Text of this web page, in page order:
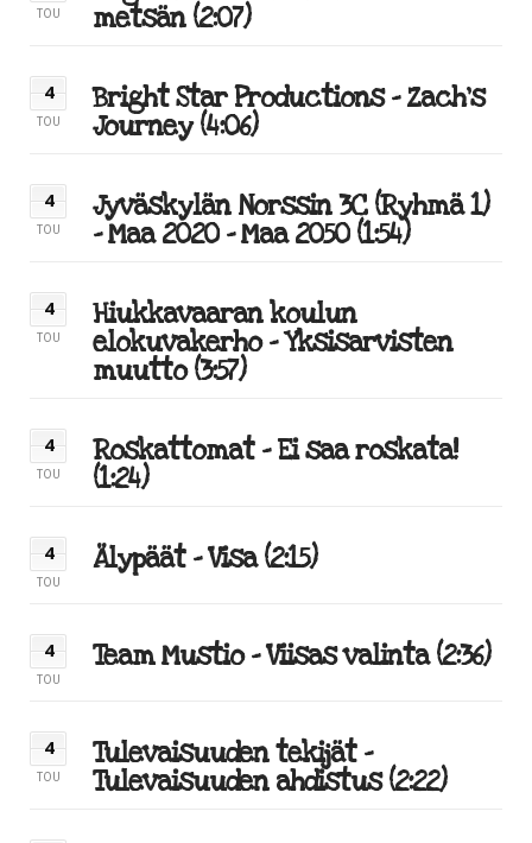
TOU
metsän (2:07)
4
TOU
Bright Star Productions – Zach’s
Journey (4:06)
4
TOU
Jyväskylän Norssin 3C (Ryhmä 1)
– Maa 2020 – Maa 2050 (1:54)
4
TOU
Hiukkavaaran koulun
elokuvakerho – Yksisarvisten
muutto (3:57)
4
TOU
Roskattomat – Ei saa roskata!
(1:24)
4
TOU
Älypäät – Visa (2:15)
4
TOU
Team Mustio – Viisas valinta (2:36)
4
TOU
Tulevaisuuden tekijät –
Tulevaisuuden ahdistus (2:22)